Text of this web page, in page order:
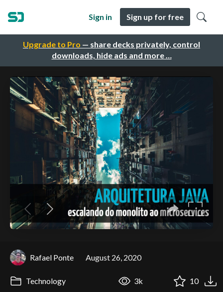
Upgrade to Pro — share decks privately, control
downloads, hide ads and more …
Sign in Sign up for free
Rafael Ponte August 26, 2020
Technology 3k 10